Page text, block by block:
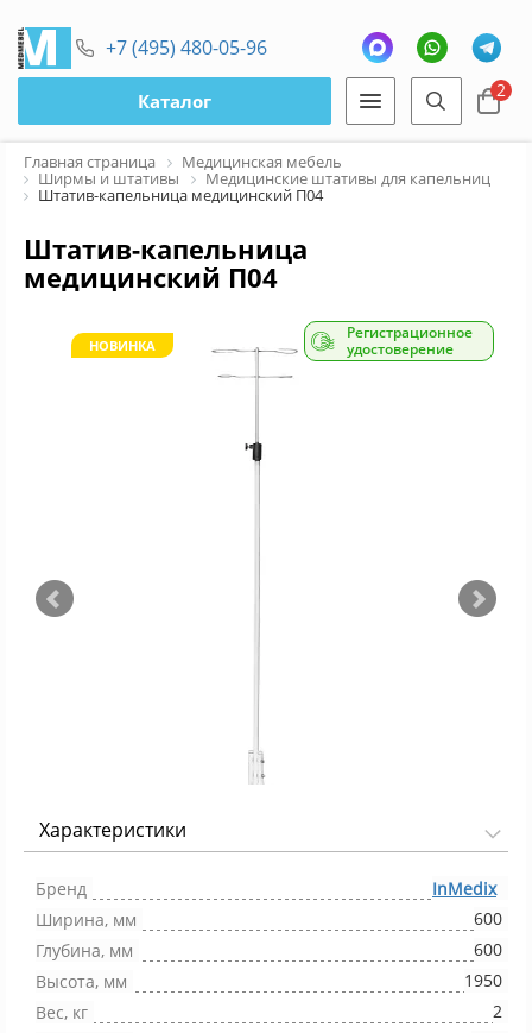
+7 (495) 480-05-96
Каталог 2
Главная страница Медицинская мебель
Ширмы и штативы Медицинские штативы для капельниц
Штатив-капельница медицинский П04
Штатив-капельница
медицинский П04
НОВИНКА
Регистрационное
удостоверение
Характеристики
Бренд
InMedix
Ширина, мм
600
Глубина, мм
600
Высота, мм
1950
Вес, кг
2